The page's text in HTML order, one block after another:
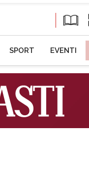
SPORT EVENTI